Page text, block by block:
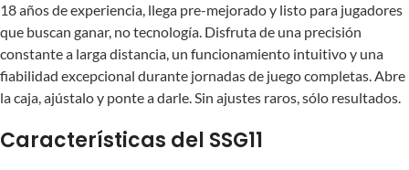
18 años de experiencia, llega pre-mejorado y listo para jugadores
que buscan ganar, no tecnología. Disfruta de una precisión
constante a larga distancia, un funcionamiento intuitivo y una
fiabilidad excepcional durante jornadas de juego completas. Abre
la caja, ajústalo y ponte a darle. Sin ajustes raros, sólo resultados.
Características del SSG11